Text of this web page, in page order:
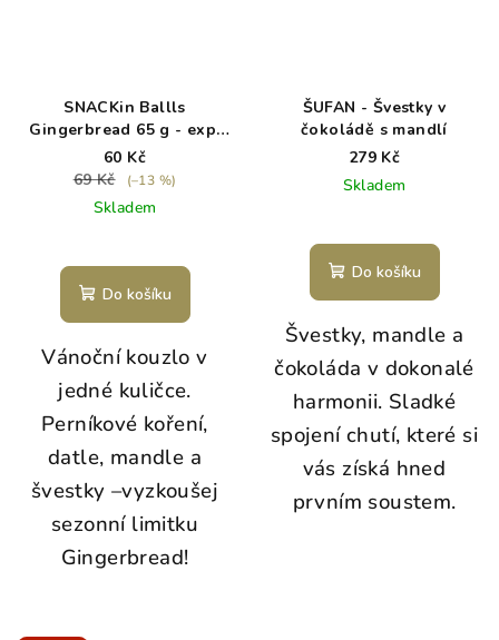
SNACKin Ballls
Gingerbread 65 g - exp.
8/26
60 Kč
69 Kč
(–13 %)
Skladem
Do košíku
Vánoční kouzlo v
jedné kuličce.
Perníkové koření,
datle, mandle a
švestky –vyzkoušej
sezonní limitku
Gingerbread!
ŠUFAN - Švestky v
čokoládě s mandlí
279 Kč
Skladem
Do košíku
Švestky, mandle a
čokoláda v dokonalé
harmonii. Sladké
spojení chutí, které si
vás získá hned
prvním soustem.